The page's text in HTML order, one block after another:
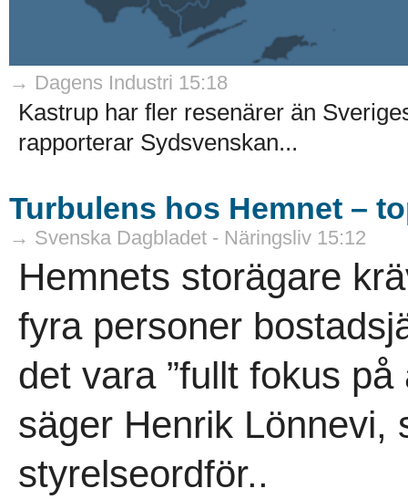
→ Dagens Industri 15:18
Kastrup har fler resenärer än
rapporterar Sydsvenskan...
Turbulens hos Hemnet –
→ Svenska Dagbladet - Näringsliv 15:12
Hemnets storägare
fyra personer
det vara ”fullt fokus
säger Henrik Lönnevi,
styrelseordför..